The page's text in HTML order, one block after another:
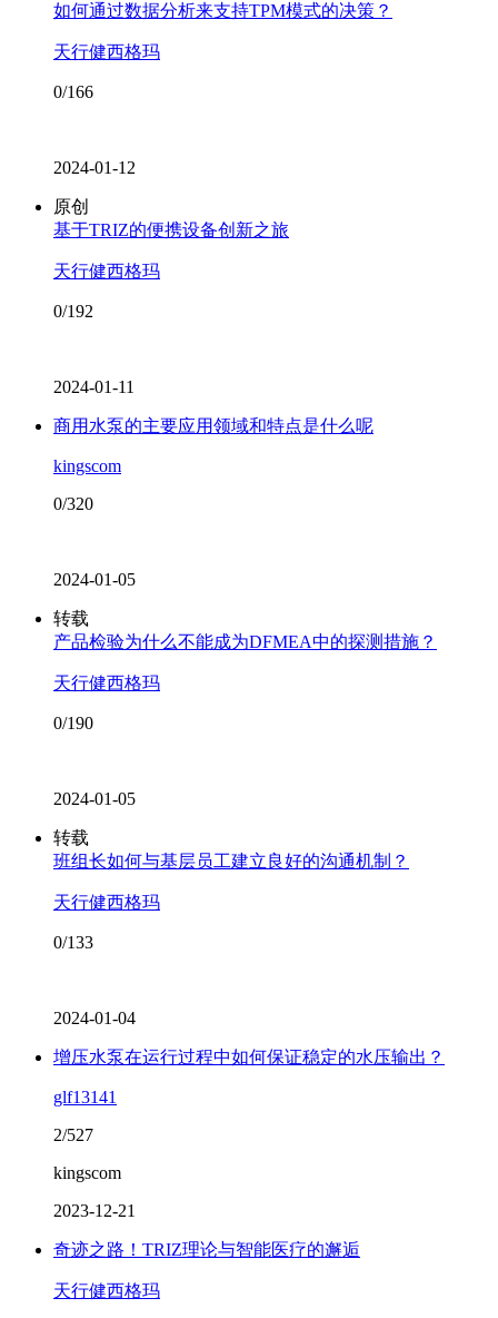
如何通过数据分析来支持TPM模式的决策？
天行健西格玛
0/166
2024-01-12
原创
基于TRIZ的便携设备创新之旅
天行健西格玛
0/192
2024-01-11
商用水泵的主要应用领域和特点是什么呢
kingscom
0/320
2024-01-05
转载
产品检验为什么不能成为DFMEA中的探测措施？
天行健西格玛
0/190
2024-01-05
转载
班组长如何与基层员工建立良好的沟通机制？
天行健西格玛
0/133
2024-01-04
增压水泵在运行过程中如何保证稳定的水压输出？
glf13141
2/527
kingscom
2023-12-21
奇迹之路！TRIZ理论与智能医疗的邂逅
天行健西格玛